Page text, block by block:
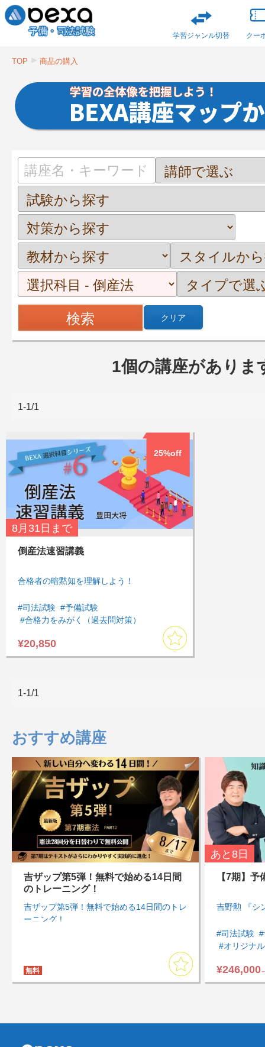
学習ジャンル切替 クー
TOP 商品の購入
クリア
1個の講座がありま
1-1/1
倒産法速習講義
合格者の暗黙知を理解しよう！
#司法試験 #予備試験
#合格力をみがく（過去問対策）
#通勤・通学中に受講したい
#速習したい
#倒産法 #基礎 #論文対策 #選択科目
25%off
¥20,850
8月31日 まで
1-1/1
おすすめ講座
吉ザップ第5弾！無料で始める14日間
のトレーニング！
吉ザップ第5弾！無料で始める14日間のトレ
ーニング！
無料
【7期】
吉野勲 『シ
#司法試験
#オリジナ
#アウトプ
#まとめて
¥246,000 ～
あと 8日